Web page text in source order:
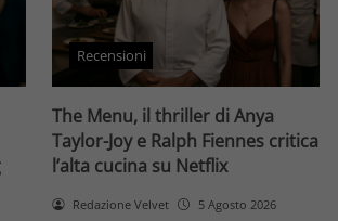
Recensioni
The Menu, il thriller di Anya
Taylor-Joy e Ralph Fiennes critica
l’alta cucina su Netflix
Redazione Velvet 5 Agosto 2026